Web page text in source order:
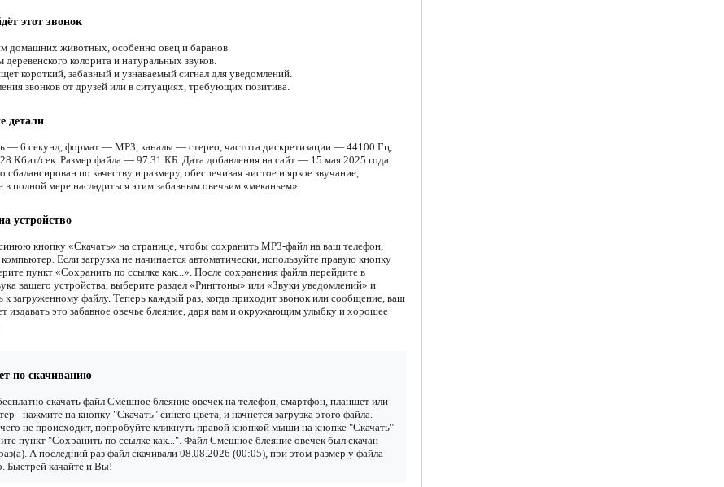
этот звонок
домашних животных, особенно овец и баранов.
колорита и натуральных звуков.
короткий, забавный и узнаваемый сигнал для уведомлений.
звонков от друзей или в ситуациях, требующих позитива.
детали
— 6 секунд, формат — MP3, каналы — стерео, частота дискретизации — 44100 Гц,
Кбит/сек. Размер файла — 97.31 КБ. Дата добавления на сайт — 15 мая 2025 года.
сбалансирован по качеству и размеру, обеспечивая чистое и яркое звучание,
в полной мере насладиться этим забавным овечьим «меканьем».
устройство
кнопку «Скачать» на странице, чтобы сохранить MP3-файл на ваш телефон,
Если загрузка не начинается автоматически, используйте правую кнопку
пункт «Сохранить по ссылке как...». После сохранения файла перейдите в
вашего устройства, выберите раздел «Рингтоны» или «Звуки уведомлений» и
к загруженному файлу. Теперь каждый раз, когда приходит звонок или сообщение, ваш
издавать это забавное овечье блеяние, даря вам и окружающим улыбку и хорошее
по скачиванию
скачать файл Смешное блеяние овечек на телефон, смартфон, планшет или
- нажмите на кнопку "Скачать" синего цвета, и начнется загрузка этого файла.
не происходит, попробуйте кликнуть правой кнопкой мыши на кнопке "Скачать"
пункт "Сохранить по ссылке как...". Файл Смешное блеяние овечек был скачан
А последний раз файл скачивали 08.08.2026 (00:05), при этом размер у файла
Быстрей качайте и Вы!